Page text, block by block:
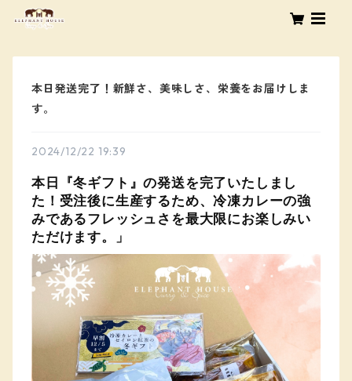
本日発送完了！新鮮さ、美味しさ、栄養をお届けしま
す。
2024/12/22 19:39
本日『冬ギフト』の発送を完了いたしまし
た！受注後に生産するため、冷凍カレーの強
みであるフレッシュさを最大限にお楽しみい
ただけます。」